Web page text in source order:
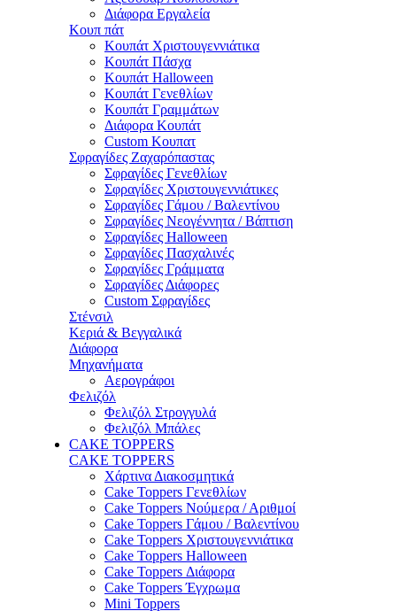
Διάφορα Εργαλεία
Κουπ πάτ
Κουπάτ Χριστουγεννιάτικα
Κουπάτ Πάσχα
Κουπάτ Halloween
Κουπάτ Γενεθλίων
Κουπάτ Γραμμάτων
Διάφορα Κουπάτ
Custom Κουπατ
Σφραγίδες Ζαχαρόπαστας
Σφραγίδες Γενεθλίων
Σφραγίδες Χριστουγεννιάτικες
Σφραγίδες Γάμου / Βαλεντίνου
Σφραγίδες Νεογέννητα / Βάπτιση
Σφραγίδες Halloween
Σφραγίδες Πασχαλινές
Σφραγίδες Γράμματα
Σφραγίδες Διάφορες
Custom Σφραγίδες
Στένσιλ
Κεριά & Βεγγαλικά
Διάφορα
Μηχανήματα
Αερογράφοι
Φελιζόλ
Φελιζόλ Στρογγυλά
Φελιζόλ Μπάλες
CAKE TOPPERS
CAKE TOPPERS
Χάρτινα Διακοσμητικά
Cake Toppers Γενεθλίων
Cake Toppers Νούμερα / Αριθμοί
Cake Toppers Γάμου / Βαλεντίνου
Cake Toppers Χριστουγεννιάτικα
Cake Toppers Halloween
Cake Toppers Διάφορα
Cake Toppers Έγχρωμα
Mini Toppers